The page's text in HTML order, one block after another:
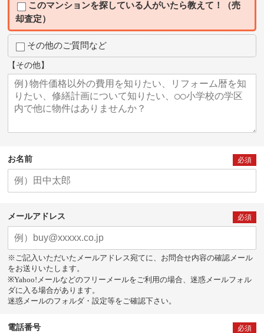
このマンションを探している人がいたら教えて！（売
却査定）
その他のご質問など
【その他】
お名前 必須
メールアドレス 必須
※ご記入いただいたメールアドレス宛てに、お問合せ内容の確認メール
をお送りいたします。
※Yahoo!メールなどのフリーメールをご利用の場合、迷惑メールフォル
ダに入る場合があります。
迷惑メールのフォルダ・設定等をご確認下さい。
電話番号 必須